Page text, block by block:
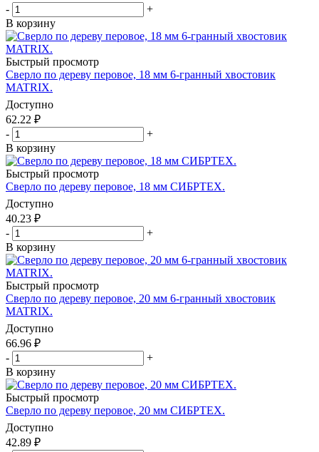
-
+
В корзину
Быстрый просмотр
Сверло по дереву перовое, 18 мм 6-гранный хвостовик
MATRIX.
Доступно
62.22 ₽
-
+
В корзину
Быстрый просмотр
Сверло по дереву перовое, 18 мм СИБРТЕХ.
Доступно
40.23 ₽
-
+
В корзину
Быстрый просмотр
Сверло по дереву перовое, 20 мм 6-гранный хвостовик
MATRIX.
Доступно
66.96 ₽
-
+
В корзину
Быстрый просмотр
Сверло по дереву перовое, 20 мм СИБРТЕХ.
Доступно
42.89 ₽